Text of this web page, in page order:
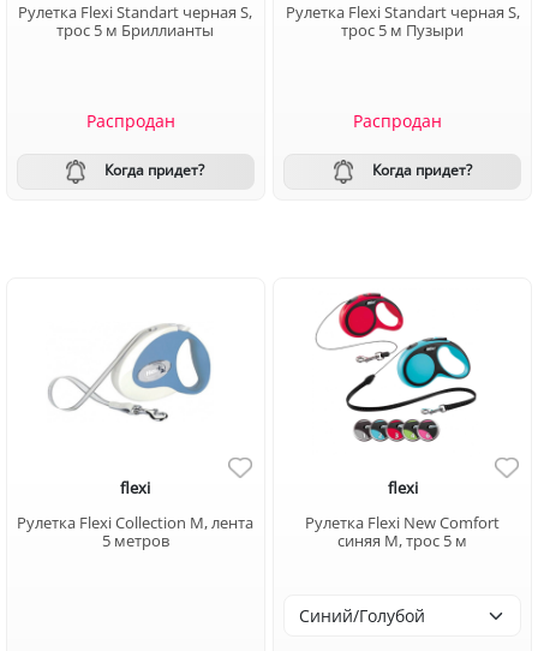
Рулетка Flexi Standart черная S,
трос 5 м Бриллианты
Распродан
Когда придет?
Рулетка Flexi Standart черная S,
трос 5 м Пузыри
Распродан
Когда придет?
flexi
Рулетка Flexi Collection M, лента
5 метров
flexi
Рулетка Flexi New Comfort
синяя M, трос 5 м